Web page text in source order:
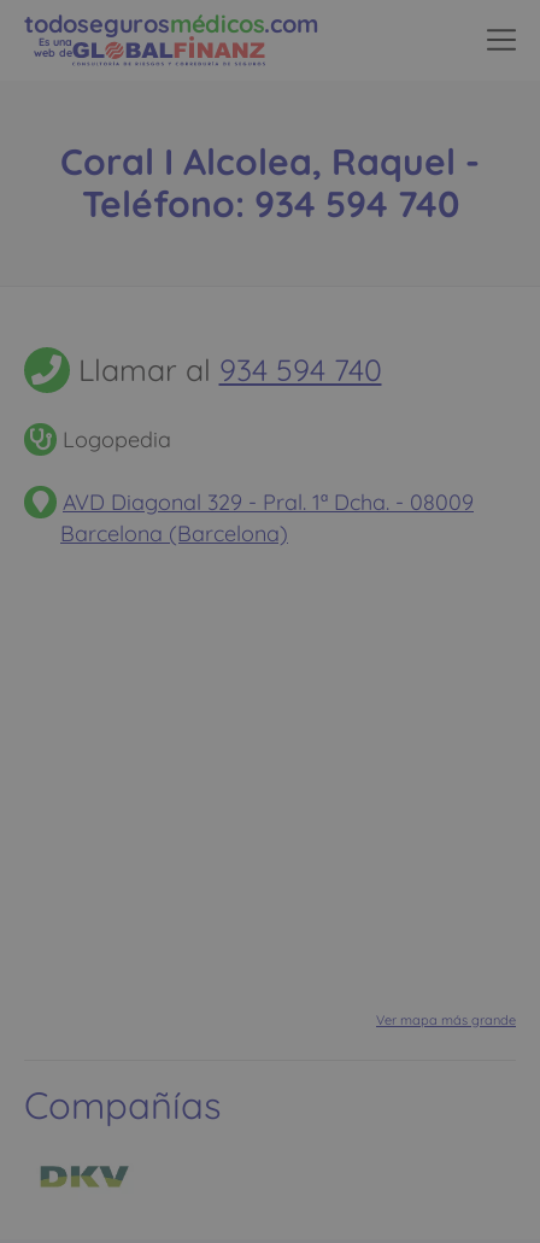
todosegurosmédicos.com
Es una
web de
Coral I Alcolea, Raquel -
Teléfono: 934 594 740
Llamar al 934 594 740
Logopedia
AVD Diagonal 329 - Pral. 1ª Dcha. - 08009
Barcelona (Barcelona)
Ver mapa más grande
Compañías